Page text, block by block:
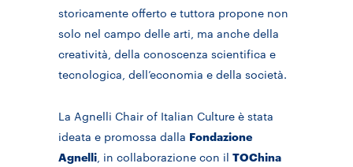
storicamente offerto e tuttora propone non
solo nel campo delle arti, ma anche della
creatività, della conoscenza scientifica e
tecnologica, dell’economia e della società.
La Agnelli Chair of Italian Culture è stata
ideata e promossa dalla Fondazione
Agnelli , in collaborazione con il TOChina